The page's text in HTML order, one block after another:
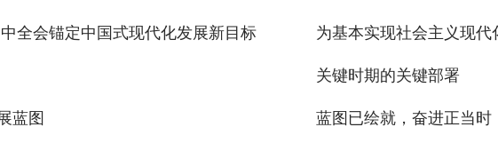
全会锚定中国式现代化发展新目标
关键时期的关键部署
蓝图 蓝图已绘就，奋进正当时